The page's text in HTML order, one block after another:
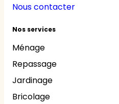
Nous contacter
Nos services
Ménage
Repassage
Jardinage
Bricolage